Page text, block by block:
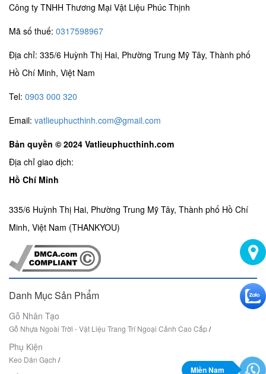
Công ty TNHH Thương Mại Vật Liệu Phúc Thịnh
Mã số thuế: 0317598967
Địa chỉ: 335/6 Huỳnh Thị Hai, Phường Trung Mỹ Tây, Thành phố
Hồ Chí Minh, Việt Nam
Tel: 0903 000 320
Email: vatlieuphucthinh.com@gmail.com
Bản quyền © 2024 Vatlieuphucthinh.com
Địa chỉ giao dịch:
Hồ Chí Minh
335/6 Huỳnh Thị Hai, Phường Trung Mỹ Tây, Thành phố Hồ Chí
Minh, Việt Nam (THANKYOU)
Danh Mục Sản Phẩm
Gỗ Nhân Tạo
Gỗ Nhựa Ngoài Trời - Vật Liệu Trang Trí Ngoại Cảnh Cao Cấp/
Phụ Kiện
Keo Dán Gạch /
Miền Nam